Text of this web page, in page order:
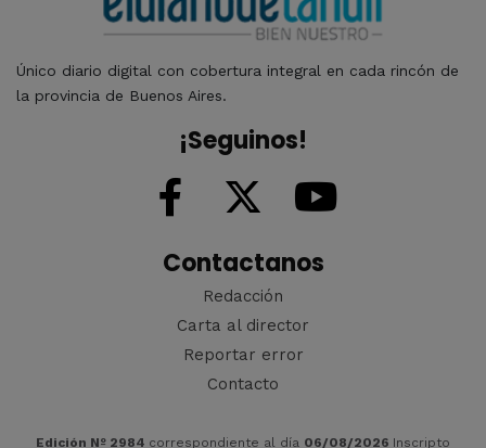
Único diario digital con cobertura integral en cada rincón de
la provincia de Buenos Aires.
¡Seguinos!
Contactanos
Redacción
Carta al director
Reportar error
Contacto
Edición Nº 2984 correspondiente al día 06/08/2026 Inscripto